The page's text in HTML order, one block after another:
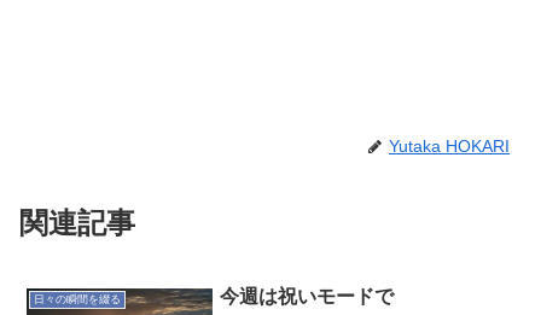
Yutaka HOKARI
関連記事
日々の瞬間を綴る 今週は祝いモードで